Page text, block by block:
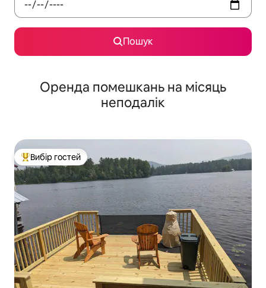
Пошук
Оренда помешкань на місяць
неподалік
Топ вибір гостей
Вибір гостей